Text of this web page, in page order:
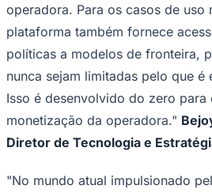
operadora. Para os casos de uso
plataforma também fornece
políticas a modelos de fronteira,
nunca sejam limitadas pelo que é
Isso é desenvolvido do zero para
monetização da operadora."
Diretor de Tecnologia e
"No mundo atual impulsionado